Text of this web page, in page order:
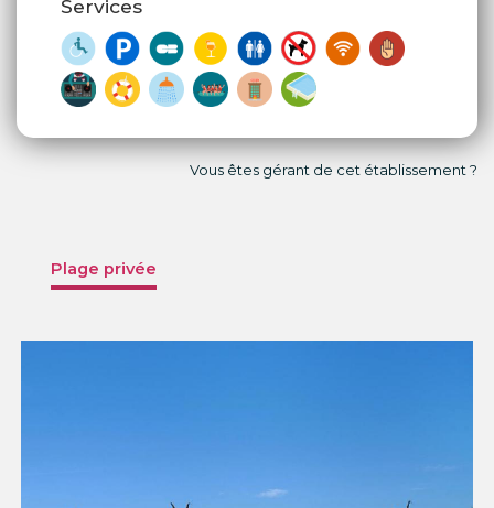
Services
Vous êtes gérant de cet établissement ?
Plage privée